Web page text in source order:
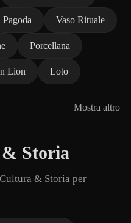
Pagoda Vaso Rituale
Porcellana
Lion Loto
Mostra altro
Storia
& Storia per